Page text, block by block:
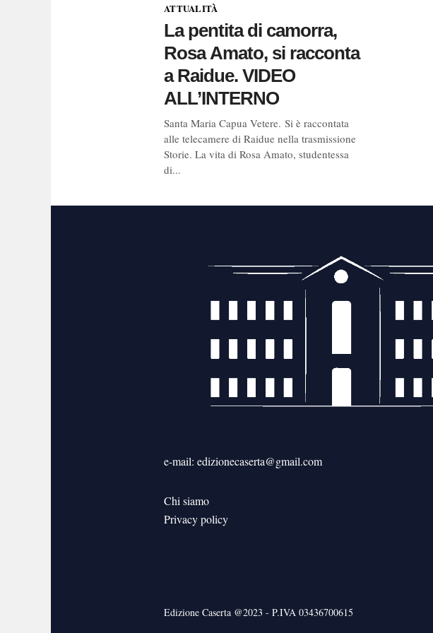
ATTUALITÀ
La pentita di camorra,
Rosa Amato, si racconta
a Raidue. VIDEO
ALL’INTERNO
Santa Maria Capua Vetere. Si è raccontata
alle telecamere di Raidue nella trasmissione
Storie. La vita di Rosa Amato, studentessa
di...
e-mail: edizionecaserta@gmail.com
Chi siamo
Privacy policy
Edizione Caserta @2023 - P.IVA 03436700615